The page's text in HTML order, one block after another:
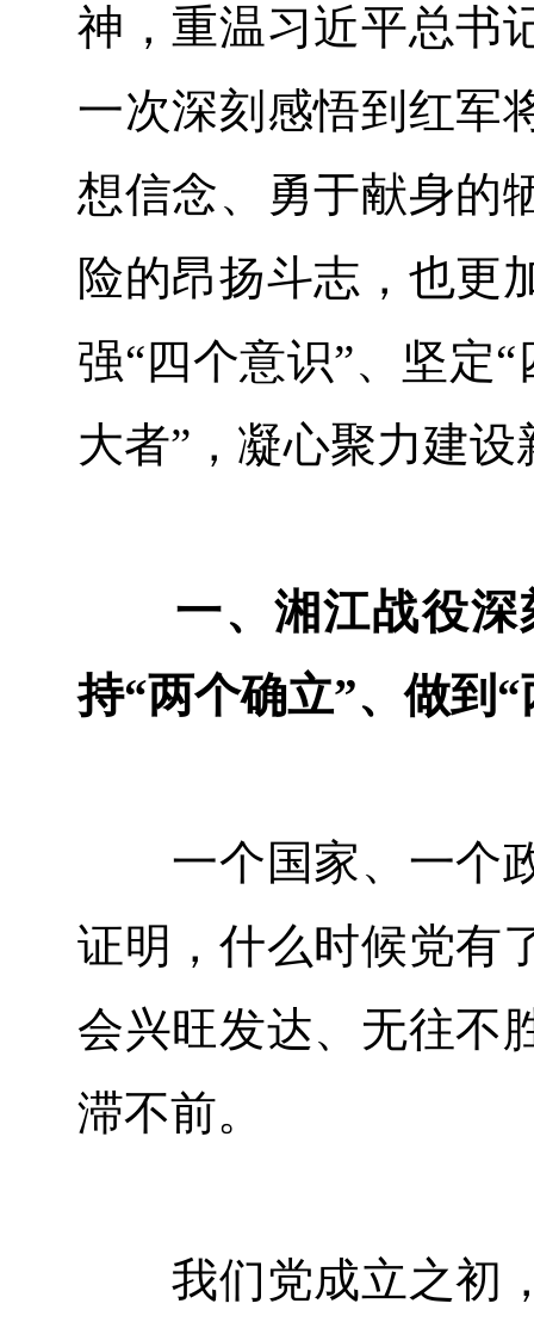
神，重温习近平总书
一次深刻感悟到红军
想信念、勇于献身的
险的昂扬斗志，也更
强“四个意识”、坚定
大者”，凝心聚力建
一、湘江战役深
持“两个确立”、做到
一个国家、一个政
证明，什么时候党有
会兴旺发达、无往不
滞不前。
我们党成立之初，